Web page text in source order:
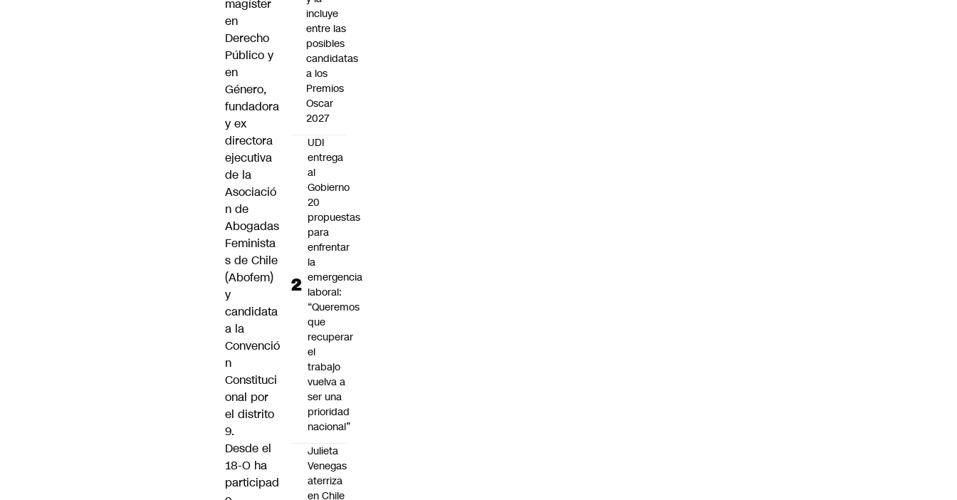
magíster
en
Derecho
Público y
en
Género,
fundadora
y ex
directora
ejecutiva
de la
Asociació
n de
Abogadas
Feminista
s de Chile
(Abofem)
y
candidata
a la
Convenció
n
Constituci
onal por
el distrito
9.
Desde el
18-O ha
participad
incluye
entre las
posibles
candidatas
a los
Premios
Oscar
2027
UDI
entrega
al
Gobierno
20
propuestas
para
enfrentar
la
emergencia
laboral:
“Queremos
que
recuperar
el
trabajo
vuelva a
ser una
prioridad
nacional”
Julieta
Venegas
aterriza
en Chile